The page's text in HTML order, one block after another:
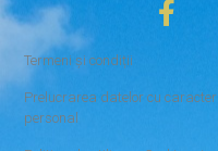
Termeni și condiții
Prelucrarea datelor cu caracter
personal